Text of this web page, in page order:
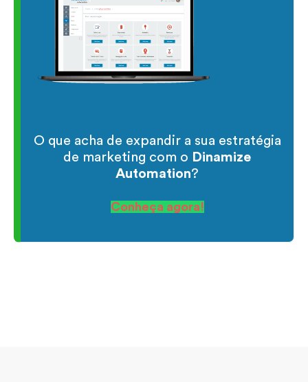
O que acha de expandir a sua estratégia
de marketing com o Dinamize
Automation?
Conheça agora!